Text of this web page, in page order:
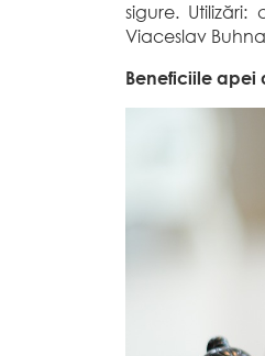
sigure.
Viaceslav
Beneficiile